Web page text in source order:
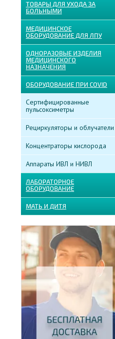
ТОВАРЫ ДЛЯ УХОДА ЗА
БОЛЬНЫМИ
МЕДИЦИНСКОЕ
ОБОРУДОВАНИЕ ДЛЯ ЛПУ
ОДНОРАЗОВЫЕ ИЗДЕЛИЯ
МЕДИЦИНСКОГО
НАЗНАЧЕНИЯ
ОБОРУДОВАНИЕ ПРИ COVID
Сертифицированные
пульсоксиметры
Рециркуляторы и облучатели
Концентраторы кислорода
Аппараты ИВЛ и НИВЛ
ЛАБОРАТОРНОЕ
ОБОРУДОВАНИЕ
МАТЬ И ДИТЯ